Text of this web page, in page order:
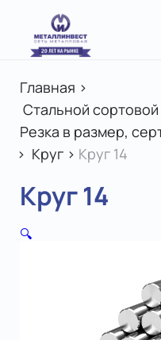
Главная >
Стальной сортовой
Резка в размер,
> Круг > Круг 14
Круг 14
🔍